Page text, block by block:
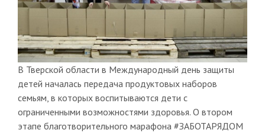
В Тверской области в Международный день защиты
детей началась передача продуктовых наборов
семьям, в которых воспитываются дети с
ограниченными возможностями здоровья. О втором
этапе благотворительного марафона #ЗАБОТАРЯДОМ